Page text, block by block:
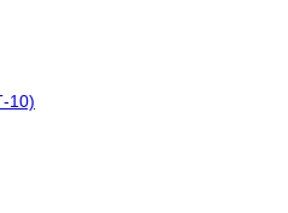
10)